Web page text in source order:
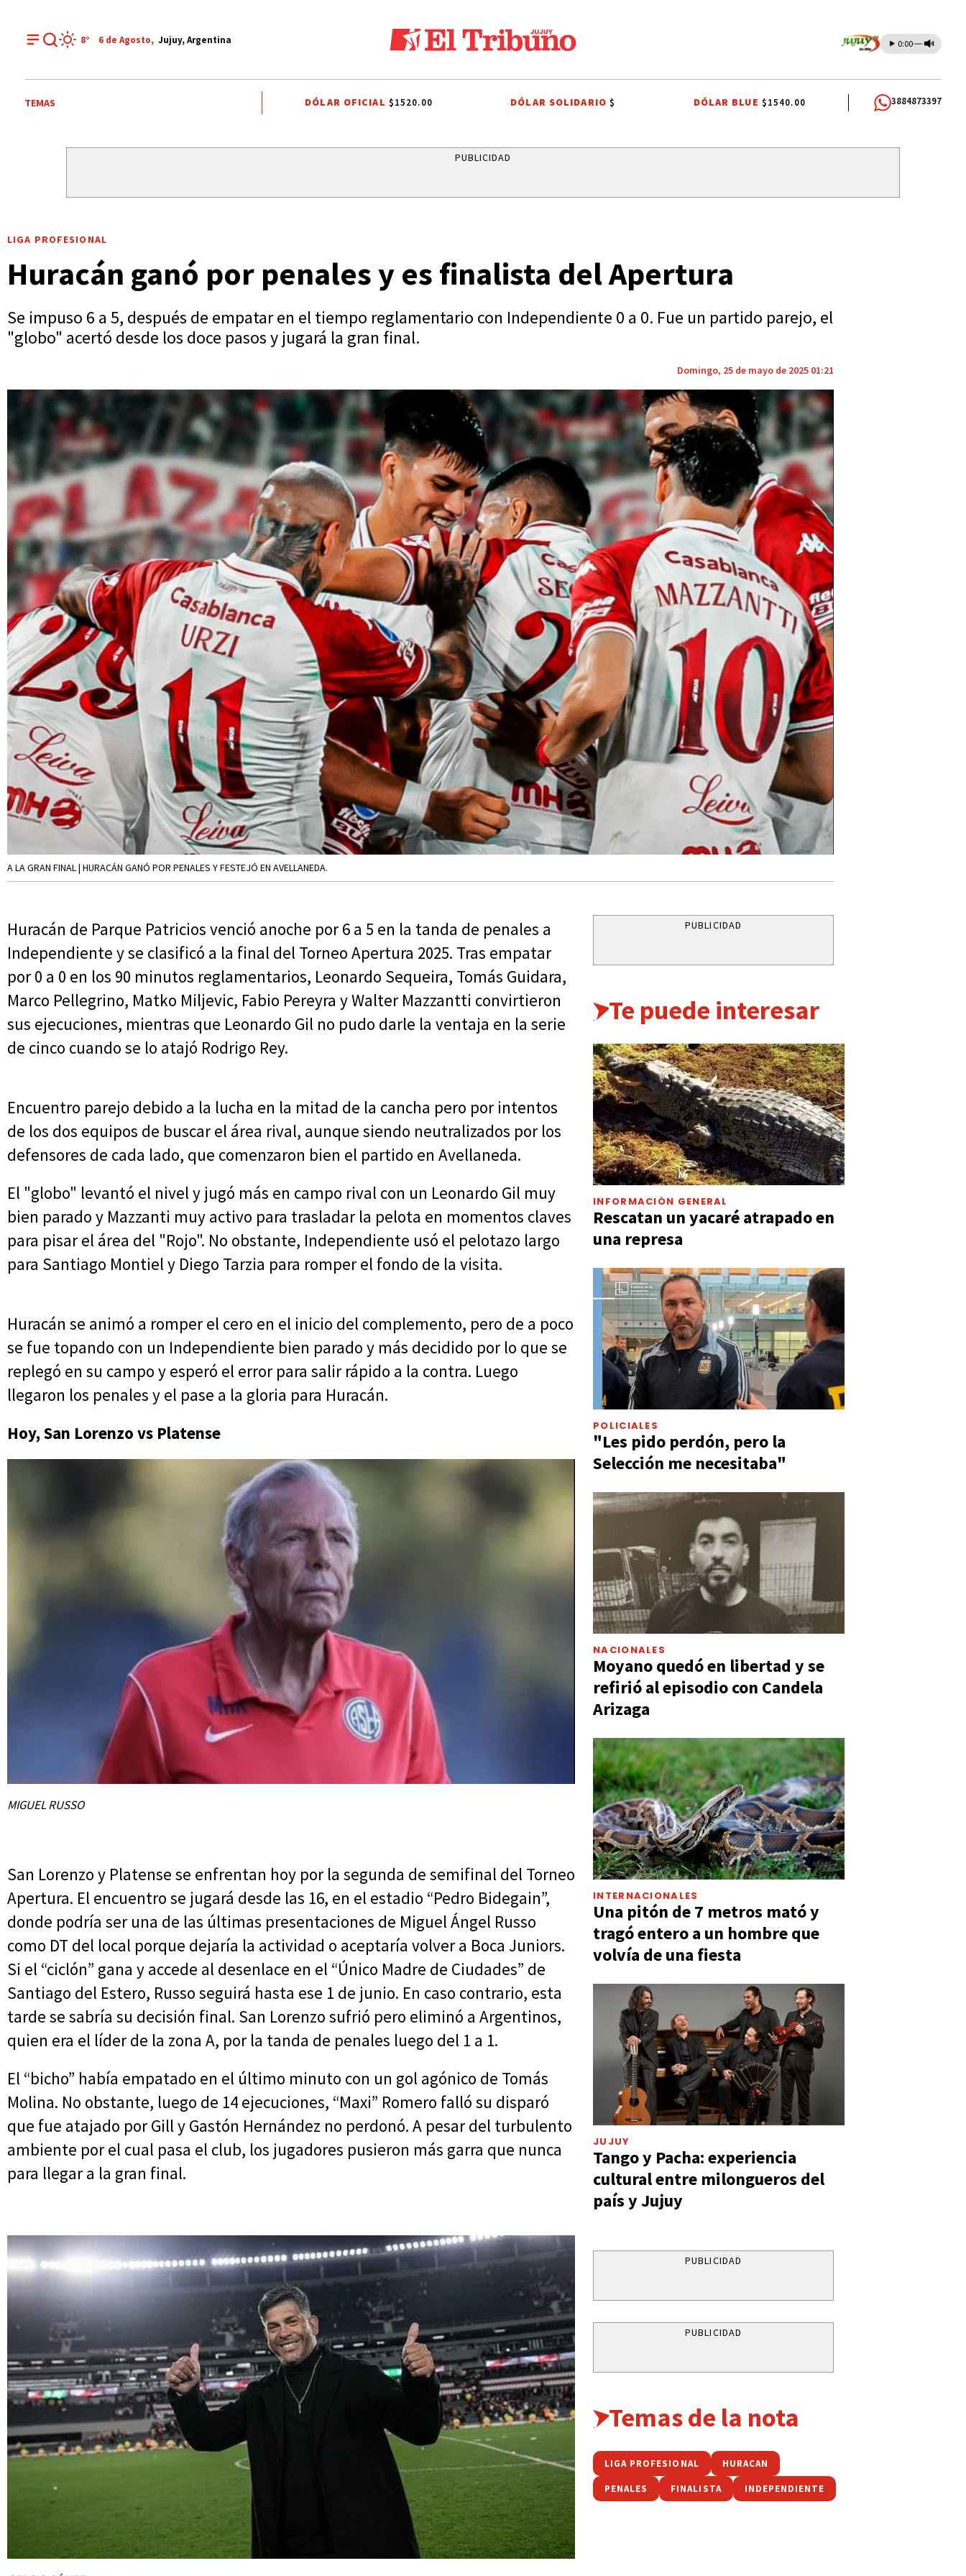
8° 6 de Agosto, Jujuy, Argentina 0:00
TEMAS DÓLAR OFICIAL $1520.00 DÓLAR SOLIDARIO$ DÓLAR BLUE $1540.00 3884873397
PUBLICIDAD
LIGA PROFESIONAL
Huracán ganó por penales y es finalista del Apertura
Se impuso 6 a 5, después de empatar en el tiempo reglamentario con Independiente 0 a 0. Fue un partido parejo, el
"globo" acertó desde los doce pasos y jugará la gran final.
Domingo, 25 de mayo de 2025 01:21
A LA GRAN FINAL | HURACÁN GANÓ POR PENALES Y FESTEJÓ EN AVELLANEDA.
Huracán de Parque Patricios venció anoche por 6 a 5 en la tanda de penales a
Independiente y se clasificó a la final del Torneo Apertura 2025. Tras empatar
por 0 a 0 en los 90 minutos reglamentarios, Leonardo Sequeira, Tomás Guidara,
Marco Pellegrino, Matko Miljevic, Fabio Pereyra y Walter Mazzantti convirtieron
sus ejecuciones, mientras que Leonardo Gil no pudo darle la ventaja en la serie
de cinco cuando se lo atajó Rodrigo Rey.
Encuentro parejo debido a la lucha en la mitad de la cancha pero por intentos
de los dos equipos de buscar el área rival, aunque siendo neutralizados por los
defensores de cada lado, que comenzaron bien el partido en Avellaneda.
El "globo" levantó el nivel y jugó más en campo rival con un Leonardo Gil muy
bien parado y Mazzanti muy activo para trasladar la pelota en momentos claves
para pisar el área del "Rojo". No obstante, Independiente usó el pelotazo largo
para Santiago Montiel y Diego Tarzia para romper el fondo de la visita.
Huracán se animó a romper el cero en el inicio del complemento, pero de a poco
se fue topando con un Independiente bien parado y más decidido por lo que se
replegó en su campo y esperó el error para salir rápido a la contra. Luego
llegaron los penales y el pase a la gloria para Huracán.
Hoy, San Lorenzo vs Platense
MIGUEL RUSSO
San Lorenzo y Platense se enfrentan hoy por la segunda de semifinal del Torneo
Apertura. El encuentro se jugará desde las 16, en el estadio “Pedro Bidegain”,
donde podría ser una de las últimas presentaciones de Miguel Ángel Russo
como DT del local porque dejaría la actividad o aceptaría volver a Boca Juniors.
Si el “ciclón” gana y accede al desenlace en el “Único Madre de Ciudades” de
Santiago del Estero, Russo seguirá hasta ese 1 de junio. En caso contrario, esta
tarde se sabría su decisión final. San Lorenzo sufrió pero eliminó a Argentinos,
quien era el líder de la zona A, por la tanda de penales luego del 1 a 1.
El “bicho” había empatado en el último minuto con un gol agónico de Tomás
Molina. No obstante, luego de 14 ejecuciones, “Maxi” Romero falló su disparó
que fue atajado por Gill y Gastón Hernández no perdonó. A pesar del turbulento
ambiente por el cual pasa el club, los jugadores pusieron más garra que nunca
para llegar a la gran final.
PUBLICIDAD
Te puede interesar
INFORMACIÓN GENERAL
Rescatan un yacaré atrapado en
una represa
POLICIALES
"Les pido perdón, pero la
Selección me necesitaba"
NACIONALES
Moyano quedó en libertad y se
refirió al episodio con Candela
Arizaga
INTERNACIONALES
Una pitón de 7 metros mató y
tragó entero a un hombre que
volvía de una fiesta
JUJUY
Tango y Pacha: experiencia
cultural entre milongueros del
país y Jujuy
PUBLICIDAD
PUBLICIDAD
Temas de la nota
LIGA PROFESIONAL HURACAN
PENALES FINALISTA INDEPENDIENTE